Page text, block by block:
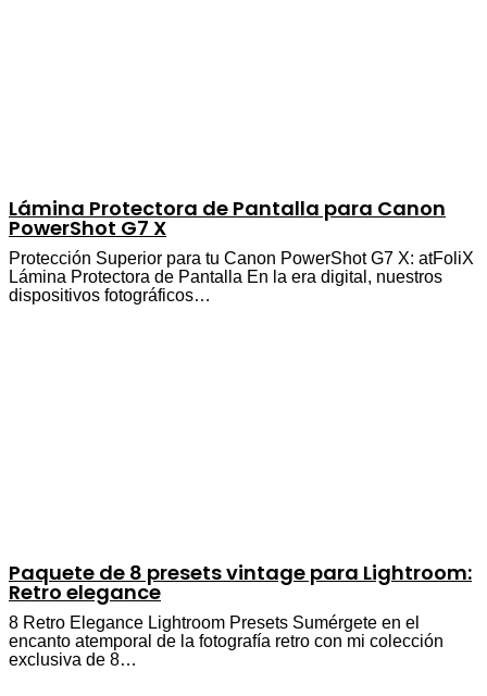
Lámina Protectora de Pantalla para Canon
PowerShot G7 X
Protección Superior para tu Canon PowerShot G7 X: atFoliX
Lámina Protectora de Pantalla En la era digital, nuestros
dispositivos fotográficos…
Paquete de 8 presets vintage para Lightroom:
Retro elegance
8 Retro Elegance Lightroom Presets Sumérgete en el
encanto atemporal de la fotografía retro con mi colección
exclusiva de 8…